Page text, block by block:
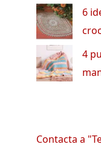
6
4
Contacta a